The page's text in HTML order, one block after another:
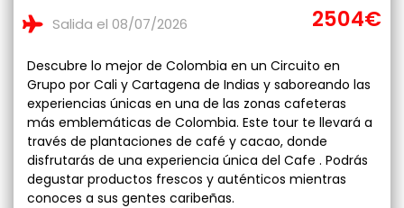
Salida el 08/07/2026
2504€
Descubre lo mejor de Colombia en un Circuito en
Grupo por Cali y Cartagena de Indias y saboreando las
experiencias únicas en una de las zonas cafeteras
más emblemáticas de Colombia. Este tour te llevará a
través de plantaciones de café y cacao, donde
disfrutarás de una experiencia única del Cafe . Podrás
degustar productos frescos y auténticos mientras
conoces a sus gentes caribeñas.